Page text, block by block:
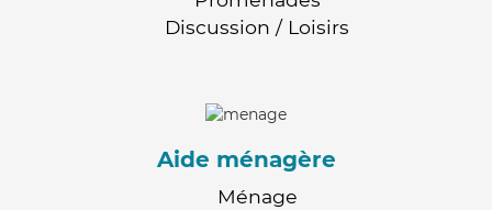
Discussion / Loisirs
Aide ménagère
Ménage